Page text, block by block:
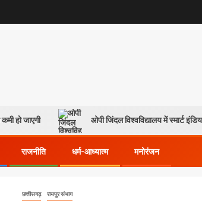
हो जाएगी ओपी जिंदल विश्वविद्यालय में स्मार्ट
राजनीति धर्म-आध्यात्म मनोरंजन
छत्तीसगढ़ रायपुर संभाग